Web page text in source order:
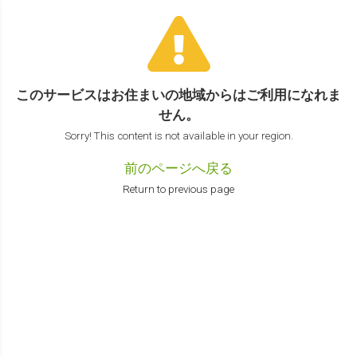
このサービスはお住まいの地域からはご利用になれま
せん。
Sorry! This content is not available in your region.
前のページへ戻る
Return to previous page